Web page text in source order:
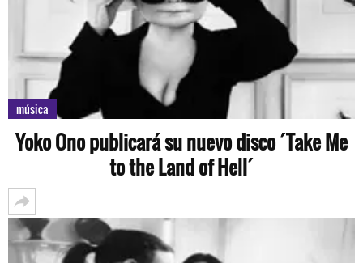
música
Yoko Ono publicará su nuevo disco ´Take Me
to the Land of Hell´